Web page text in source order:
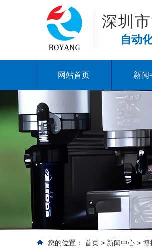
深圳
自动
网站首页 新闻
您的位置： 首页 > 新闻中心 > 博